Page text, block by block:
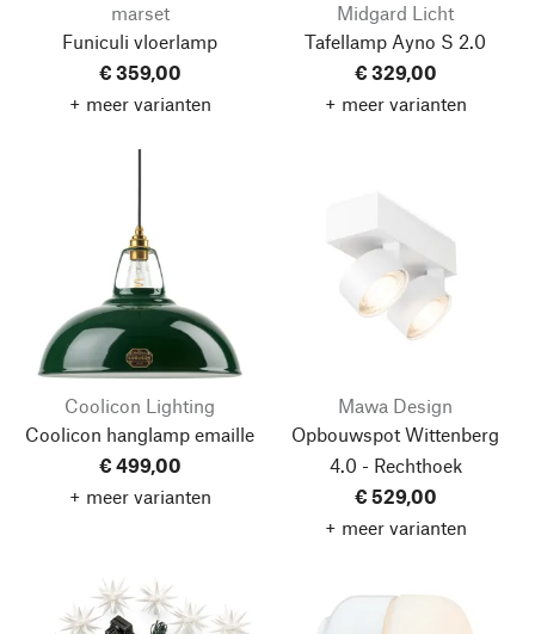
marset
Funiculi vloerlamp
€ 359,00
+ meer varianten
Midgard Licht
Tafellamp Ayno S 2.0
€ 329,00
+ meer varianten
Coolicon Lighting
Coolicon hanglamp emaille
€ 499,00
+ meer varianten
Mawa Design
Opbouwspot Wittenberg
4.0 - Rechthoek
€ 529,00
+ meer varianten